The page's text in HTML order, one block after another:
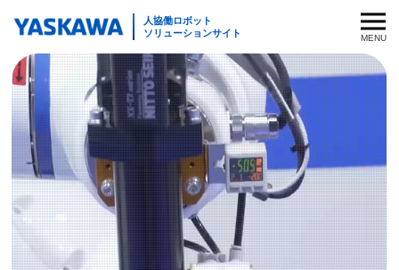
人協働ロボット
ソリューションサイト
導入事例・動画
パッケージ
電源を入れたらすぐに使える人協働ロボットパッケージ
パレタイジング
モビリティ
ハンドリング
周辺機器
周辺機器（PLUG & PLAY）
エンドエフェクター
導入サポート